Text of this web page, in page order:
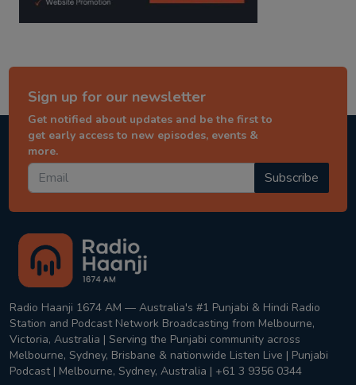
Sign up for our newsletter
Get notified about updates and be the first to
get early access to new episodes, events &
more.
Subscribe
Radio Haanji 1674 AM — Australia's #1 Punjabi & Hindi Radio
Station and Podcast Network Broadcasting from Melbourne,
Victoria, Australia | Serving the Punjabi community across
Melbourne, Sydney, Brisbane & nationwide Listen Live | Punjabi
Podcast | Melbourne, Sydney, Australia | +61 3 9356 0344